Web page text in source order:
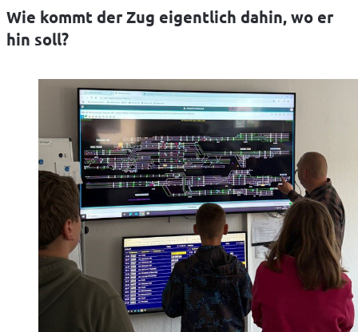
Wie kommt der Zug eigentlich dahin, wo er
hin soll?